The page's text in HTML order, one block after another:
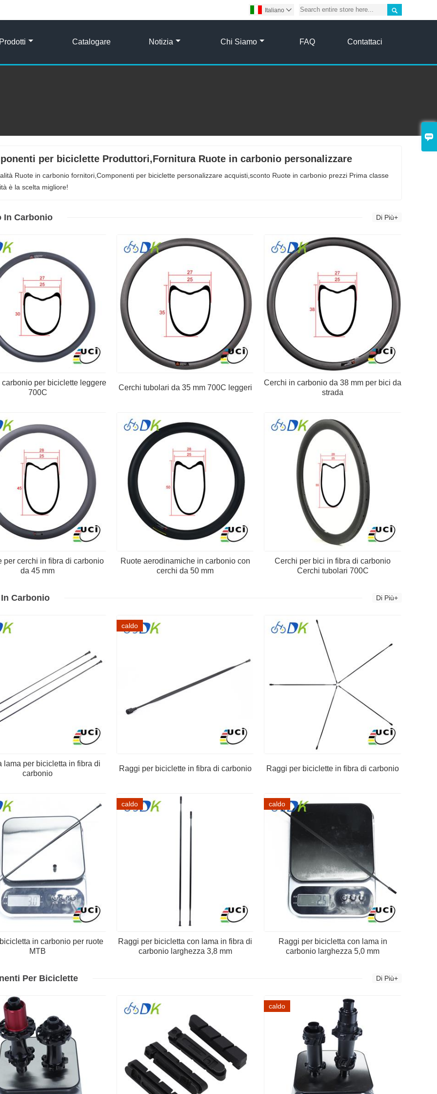


Italiano 
Catalogare Notizia Chi Siamo FAQ Contattaci
per biciclette Produttori,Fornitura Ruote in carbonio personalizzare
Ruote in carbonio fornitori,Componenti per biciclette personalizzare acquisti,sconto Ruote in carbonio prezzi Prima classe
è la scelta migliore!
In Carbonio Di Più+
per biciclette leggere
700C
Cerchi tubolari da 35 mm 700C leggeri
Cerchi in carbonio da 38 mm per bici da
strada
per cerchi in fibra di carbonio
da 45 mm
Ruote aerodinamiche in carbonio con
cerchi da 50 mm
Cerchi per bici in fibra di carbonio
Cerchi tubolari 700C
Carbonio Di Più+
lama per bicicletta in fibra di
carbonio
caldo
Raggi per biciclette in fibra di carbonio Raggi per biciclette in fibra di carbonio
in carbonio per ruote
MTB
caldo
Raggi per bicicletta con lama in fibra di
carbonio larghezza 3,8 mm
caldo
Raggi per bicicletta con lama in
carbonio larghezza 5,0 mm
Per Biciclette Di Più+
caldo